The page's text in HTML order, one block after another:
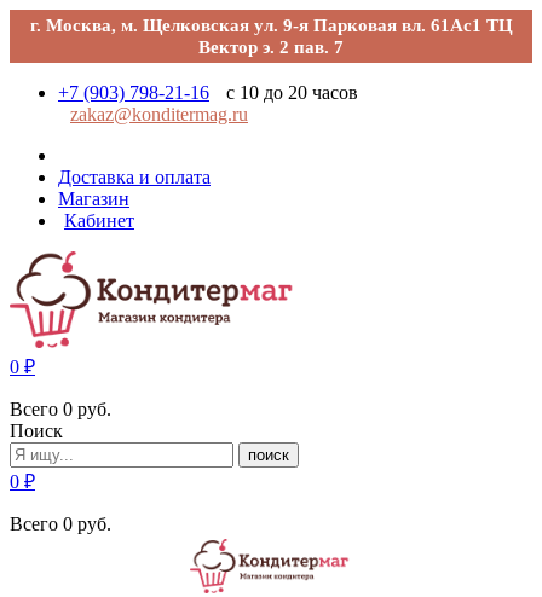
г. Москва, м. Щелковская ул. 9-я Парковая вл. 61Ас1 ТЦ
Вектор э. 2 пав. 7
+7 (903) 798-21-16
с 10 до 20 часов
zakaz@konditermag.ru
Доставка и оплата
Магазин
Кабинет
0 ₽
Всего 0 руб.
Поиск
поиск
0 ₽
Всего 0 руб.